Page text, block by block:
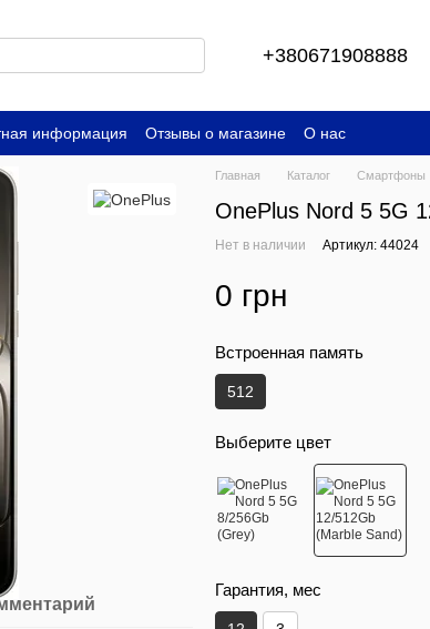
+380671908888
информация Отзывы о магазине О нас
Главная Каталог Смартфоны
OnePlus Nord 5 5G
Нет в наличии Артикул: 44024
0 грн
Встроенная память
512
Выберите цвет
Гарантия, мес